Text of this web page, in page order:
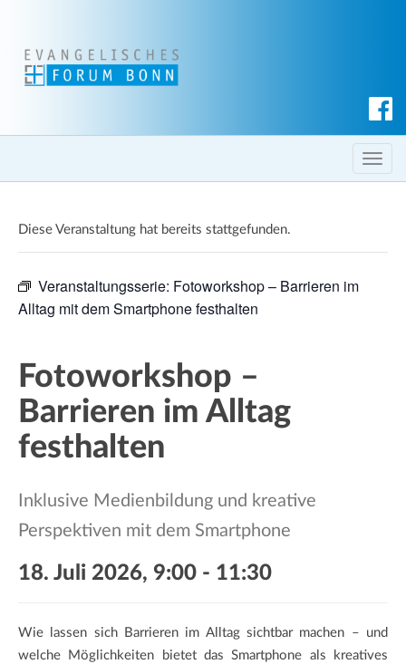
c
h T
o
l
Diese Veranstaltung hat bereits stattgefunden.
Veranstaltungsserie: Fotoworkshop – Barrieren im
Alltag mit dem Smartphone festhalten
Fotoworkshop –
Barrieren im Alltag
festhalten
Inklusive Medienbildung und kreative
Perspektiven mit dem Smartphone
18. Juli 2026, 9:00 - 11:30
Wie lassen sich Barrieren im Alltag sichtbar machen – und
welche Möglichkeiten bietet das Smartphone als kreatives